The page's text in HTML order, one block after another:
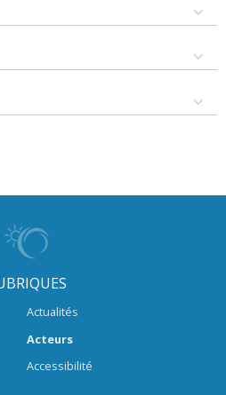
Actualités
Acteurs
Accessibilité